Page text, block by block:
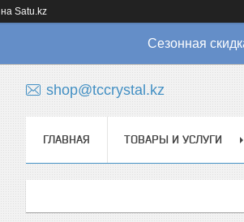
на Satu.kz
Сезонная
shop@tccrystal.kz
ГЛАВНАЯ ТОВАРЫ И УСЛУГИ